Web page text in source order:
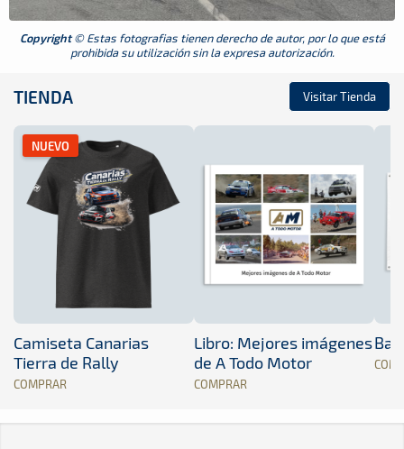
Copyright© Estas fotografias tienen derecho de autor, por lo que está
prohibida su utilización sin la expresa autorización.
TIENDA Visitar Tienda
NUEVO
Camiseta Canarias
Tierra de Rally
COMPRAR
Libro: Mejores imágenes
de A Todo Motor
COMPRAR